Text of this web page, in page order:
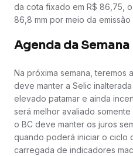
da cota fixado em R$ 86,75,
86,8 mm por meio da
Agenda da Semana
Na próxima semana, teremos
deve manter a Selic
elevado patamar e ainda
será melhor avaliado
o BC deve manter os juros
quando poderá iniciar o ciclo
carregada de indicadores